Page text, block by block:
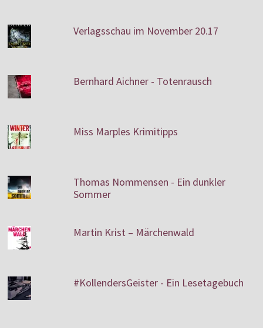
Verlagsschau im November 20.17
Bernhard Aichner - Totenrausch
Miss Marples Krimitipps
Thomas Nommensen - Ein dunkler
Sommer
Martin Krist – Märchenwald
#KollendersGeister - Ein Lesetagebuch